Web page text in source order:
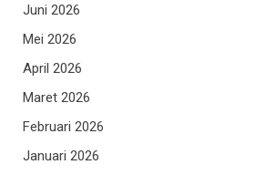
Juni 2026
Mei 2026
April 2026
Maret 2026
Februari 2026
Januari 2026